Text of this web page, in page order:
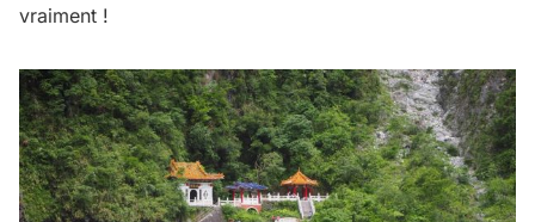
vraiment !